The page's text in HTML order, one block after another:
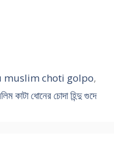
muslim choti golpo,
কাটা ধোনের চোদা হিন্দু গুদে